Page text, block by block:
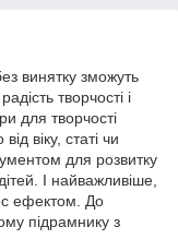
винятку зможуть
творчості і
для творчості
віку, статі чи
для розвитку
І найважливіше,
ефектом. До
підрамнику з